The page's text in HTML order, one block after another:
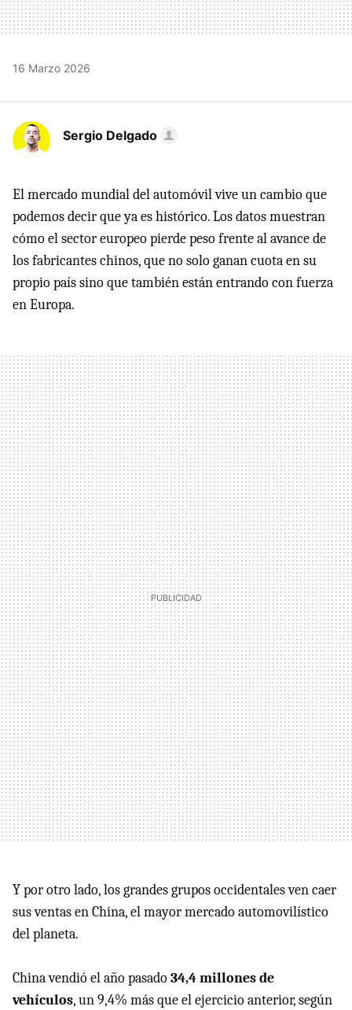
16 Marzo 2026
Sergio Delgado
El mercado mundial del automóvil vive un cambio que
podemos decir que ya es histórico. Los datos muestran
cómo el sector europeo pierde peso frente al avance de
los fabricantes chinos, que no solo ganan cuota en su
propio país sino que también están entrando con fuerza
en Europa.
Y por otro lado, los grandes grupos occidentales ven caer
sus ventas en China, el mayor mercado automovilístico
del planeta.
China vendió el año pasado34,4 millones de
vehículos, un 9,4% más que el ejercicio anterior, según